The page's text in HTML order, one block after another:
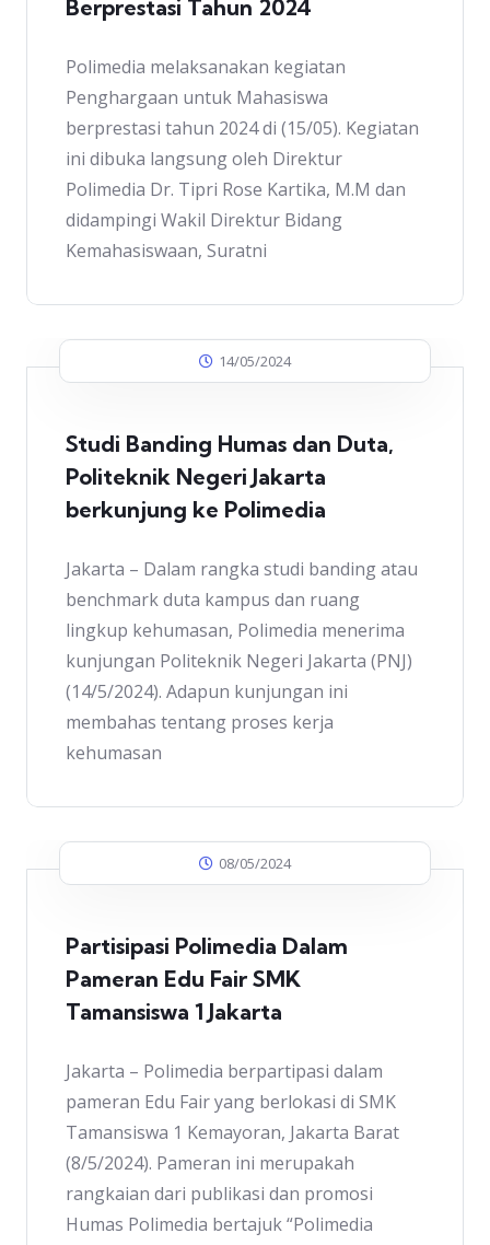
Berprestasi Tahun 2024
Polimedia melaksanakan kegiatan
Penghargaan untuk Mahasiswa
berprestasi tahun 2024 di (15/05). Kegiatan
ini dibuka langsung oleh Direktur
Polimedia Dr. Tipri Rose Kartika, M.M dan
didampingi Wakil Direktur Bidang
Kemahasiswaan, Suratni
14/05/2024
Studi Banding Humas dan Duta,
Politeknik Negeri Jakarta
berkunjung ke Polimedia
Jakarta – Dalam rangka studi banding atau
benchmark duta kampus dan ruang
lingkup kehumasan, Polimedia menerima
kunjungan Politeknik Negeri Jakarta (PNJ)
(14/5/2024). Adapun kunjungan ini
membahas tentang proses kerja
kehumasan
08/05/2024
Partisipasi Polimedia Dalam
Pameran Edu Fair SMK
Tamansiswa 1 Jakarta
Jakarta – Polimedia berpartipasi dalam
pameran Edu Fair yang berlokasi di SMK
Tamansiswa 1 Kemayoran, Jakarta Barat
(8/5/2024). Pameran ini merupakah
rangkaian dari publikasi dan promosi
Humas Polimedia bertajuk “Polimedia